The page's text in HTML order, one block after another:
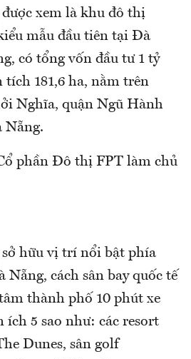
xem là khu đô thị
mẫu đầu tiên tại Đà
có tổng vốn đầu tư 1 tỷ
tích 181,6 ha, nằm trên
Nghĩa, quận Ngũ Hành
Nẵng.
phần Đô thị FPT làm chủ
hữu vị trí nổi bật phía
cách sân bay quốc tế
thành phố 10 phút xe
ích 5 sao như: các resort
Dunes, sân golf